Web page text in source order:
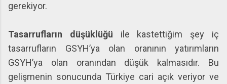
gerekiyor.
Tasarrufların düşüklüğü ile kastettiğim şey iç
tasarrufların GSYH’ya olan oranının yatırımların
GSYH’ya olan oranından düşük kalmasıdır. Bu
gelişmenin sonucunda Türkiye cari açık veriyor ve